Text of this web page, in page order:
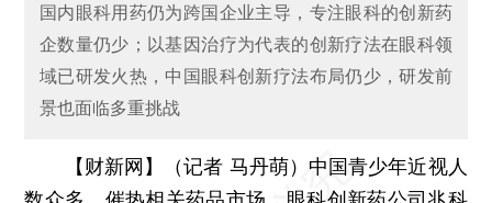
国内眼科用药仍为跨国企业主导，专注眼科的创新药
企数量仍少；以基因治疗为代表的创新疗法在眼科领
域已研发火热，中国眼科创新疗法布局仍少，研发前
景也面临多重挑战
【财新网】（记者 马丹萌） 中国青少年近视人